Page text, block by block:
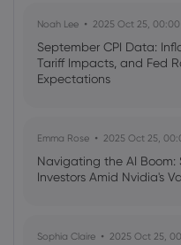
Noah Lee 2025 Oct 25, 00:00
September CPI Data:
Tariff Impacts, and Fed
Expectations
Emma Rose 2025 Oct 25,
Navigating the AI Boom:
Investors Amid Nvidia's
Sophia Claire 2025 Oct 25,